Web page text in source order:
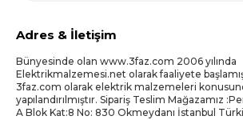
Adres & İletişim
Bünyesinde olan www.3faz.com 2006 yılında
Elektrikmalzemesi.net olarak faaliyete
3faz.com olarak elektrik malzemeleri
yapılandırılmıştır. Sipariş Teslim Mağazamız
A Blok Kat:8 No: 830 Okmeydanı İstanbul